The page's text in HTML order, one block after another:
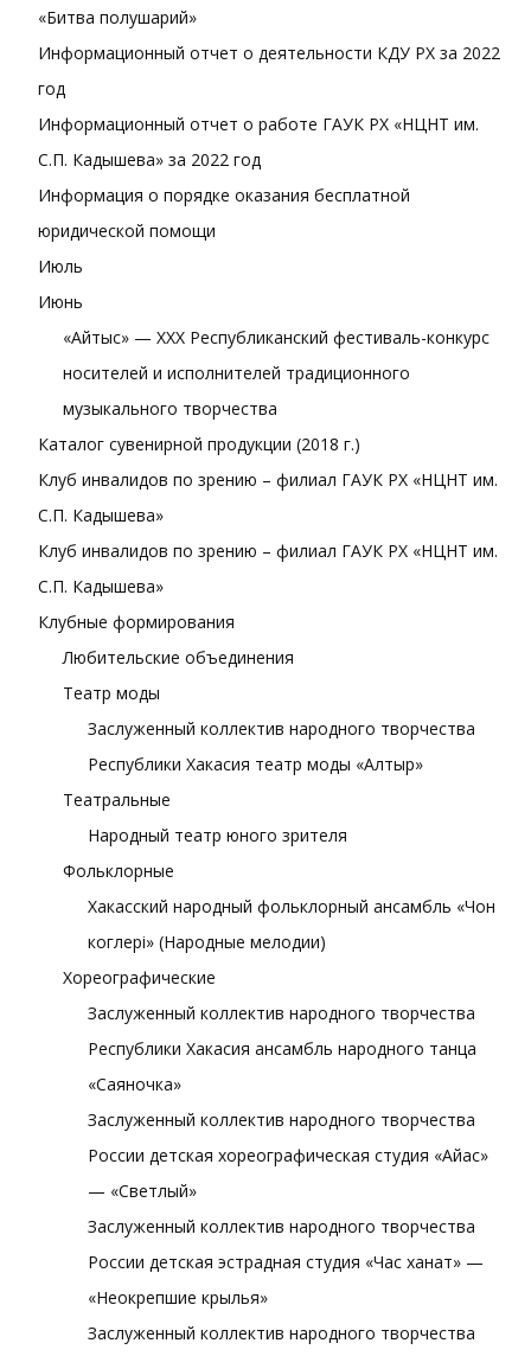
«Битва полушарий»
Информационный отчет о деятельности КДУ РХ за 2022
год
Информационный отчет о работе ГАУК РХ «НЦНТ им.
С.П. Кадышева» за 2022 год
Информация о порядке оказания бесплатной
юридической помощи
Июль
Июнь
«Айтыс» — XXХ Республиканский фестиваль-конкурс
носителей и исполнителей традиционного
музыкального творчества
Каталог сувенирной продукции (2018 г.)
Клуб инвалидов по зрению – филиал ГАУК РХ «НЦНТ им.
С.П. Кадышева»
Клуб инвалидов по зрению – филиал ГАУК РХ «НЦНТ им.
С.П. Кадышева»
Клубные формирования
Любительские объединения
Театр моды
Заслуженный коллектив народного творчества
Республики Хакасия театр моды «Алтыр»
Театральные
Народный театр юного зрителя
Фольклорные
Хакасский народный фольклорный ансамбль «Чон
коглерi» (Народные мелодии)
Хореографические
Заслуженный коллектив народного творчества
Республики Хакасия ансамбль народного танца
«Саяночка»
Заслуженный коллектив народного творчества
России детская хореографическая студия «Айас»
— «Светлый»
Заслуженный коллектив народного творчества
России детская эстрадная студия «Час ханат» —
«Неокрепшие крылья»
Заслуженный коллектив народного творчества